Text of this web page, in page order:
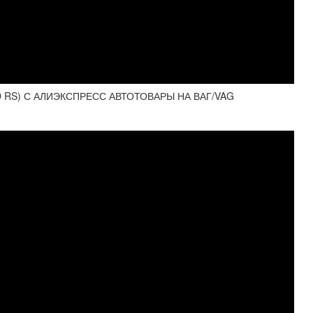
С АЛИЭКСПРЕСС АВТОТОВАРЫ НА ВАГ/VAG